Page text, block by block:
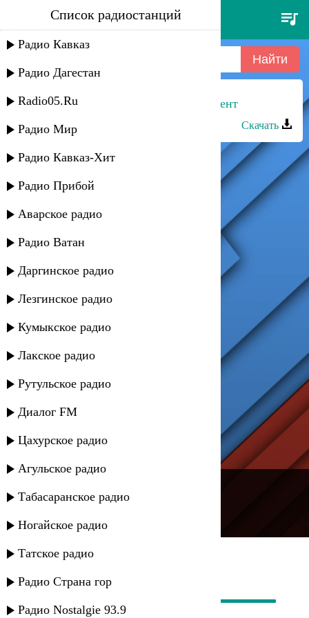
alan walker - faded
Список радиостанций
Радио Кавказ
Радио Дагестан
Radio05.Ru
Радио Мир
Радио Кавказ-Хит
Радио Прибой
Аварское радио
Радио Ватан
Даргинское радио
Лезгинское радио
Кумыкское радио
Лакское радио
Рутульское радио
Диалог FM
Цахурское радио
Агульское радио
Табасаранское радио
Ногайское радио
Татское радио
Радио Страна гор
Радио Nostalgie 93.9
Гульмет и Алан - Деликатный момент
Скачать
---
Русское радио